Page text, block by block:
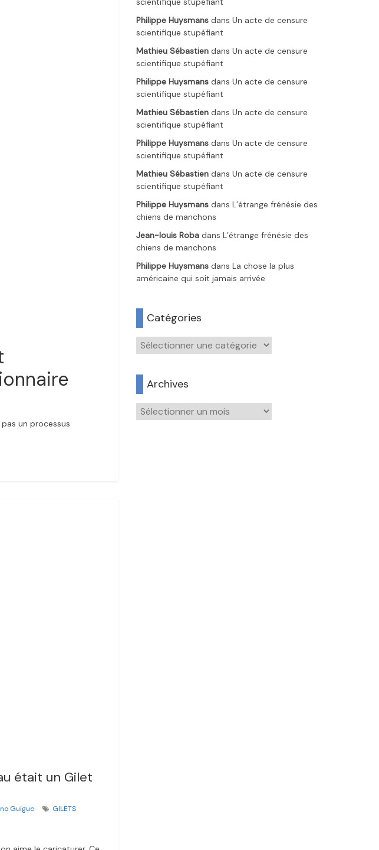
un processus
était un Gilet
Guigue
GILETS
Philippe Huysmans dans Un acte de censure
scientifique stupéfiant
Mathieu Sébastien dans Un acte de censure
scientifique stupéfiant
Philippe Huysmans dans Un acte de censure
scientifique stupéfiant
Mathieu Sébastien dans Un acte de censure
scientifique stupéfiant
Philippe Huysmans dans Un acte de censure
scientifique stupéfiant
Mathieu Sébastien dans Un acte de censure
scientifique stupéfiant
Philippe Huysmans dans L’étrange frénésie des
chiens de manchons
Jean-louis Roba dans L’étrange frénésie des
chiens de manchons
Philippe Huysmans dans La chose la plus
américaine qui soit jamais arrivée
Catégories
Catégories
Archives
Archives